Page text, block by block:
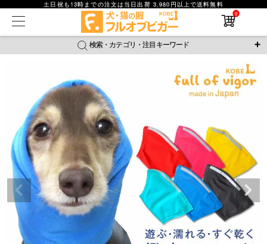
土日祝も13時までの注文は当日出荷 3,980円以上で送料無料
0
検索・カテゴリ・注目キーワード
ジャージ 腹巻 ラッシュガード
接触冷感 おそろコーデ
新作アイテム
返品・交換について ご利用ガイド
詳細検索
在庫なし商品
在庫なし商品を表示しない
価格が安い順
価格が高い順
レビュー数順